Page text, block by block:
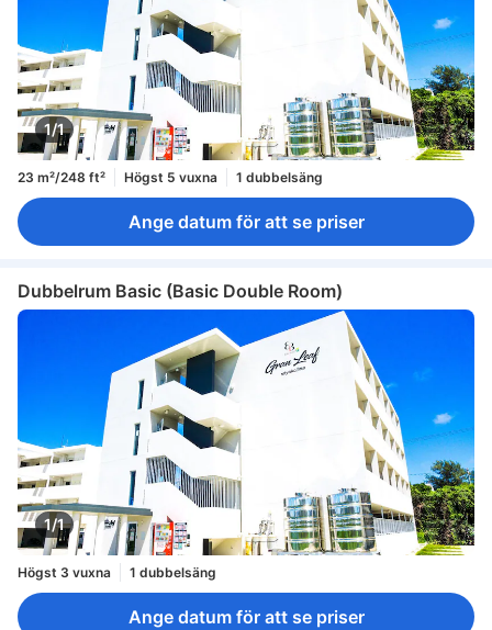
1/1
23 m²/248 ft² Högst 5 vuxna 1 dubbelsäng
Ange datum för att se priser
Dubbelrum Basic (Basic Double Room)
1/1
Högst 3 vuxna 1 dubbelsäng
Ange datum för att se priser